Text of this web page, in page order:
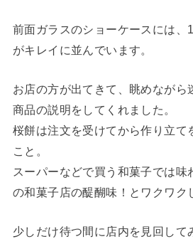
前面ガラスのショーケースには、
がキレイに並んでいます。
お店の方が出てきて、眺めながら
商品の説明をしてくれました。
桜餅は注文を受けてから作り立て
こと。
スーパーなどで買う和菓子では味
の和菓子店の醍醐味！とワクワク
少しだけ待つ間に店内を見回して